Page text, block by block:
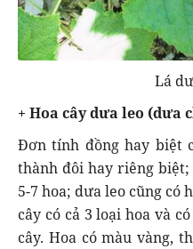
Lá
+ Hoa cây dưa leo (dưa
Đơn tính đồng hay biệt
thành đôi hay riêng
5-7 hoa; dưa leo cũng có
cây có cả 3 loại hoa và
cây. Hoa có màu vàng,